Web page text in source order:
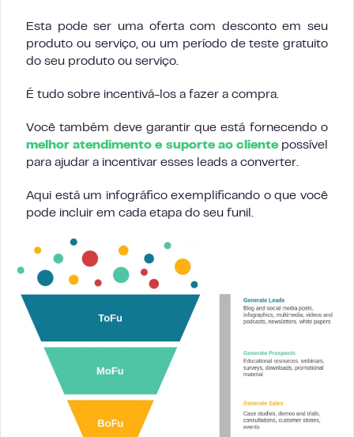
Esta pode ser uma oferta com desconto em seu
produto ou serviço, ou um período de teste gratuito
do seu produto ou serviço.
É tudo sobre incentivá-los a fazer a compra.
Você também deve garantir que está fornecendo o
melhor atendimento e suporte ao clientepossível
para ajudar a incentivar esses leads a converter.
Aqui está um infográfico exemplificando o que você
pode incluir em cada etapa do seu funil.